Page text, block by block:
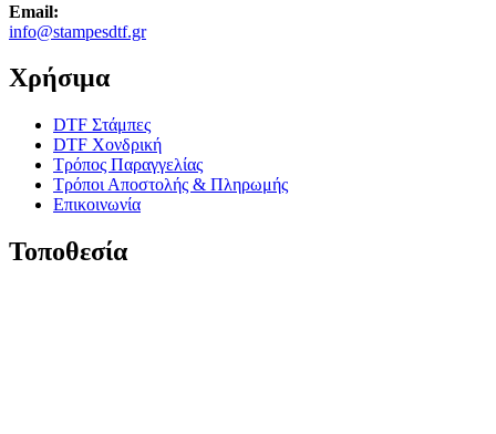
Email:
info@stampesdtf.gr
Χρήσιμα
DTF Στάμπες
DTF Χονδρική
Τρόπος Παραγγελίας
Τρόποι Αποστολής & Πληρωμής
Επικοινωνία
Τοποθεσία